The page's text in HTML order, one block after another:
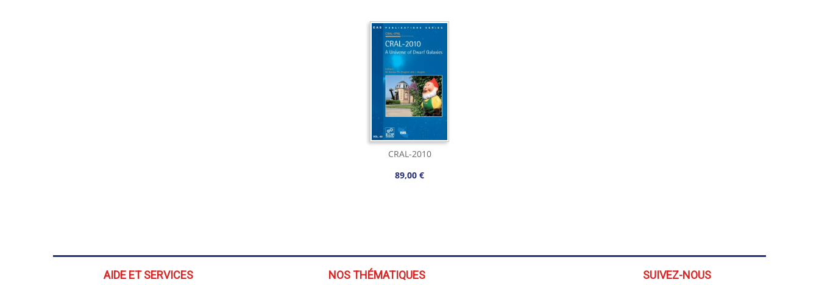
CRAL-2010
89,00 €
AIDE ET SERVICES NOS THÉMATIQUES SUIVEZ-NOUS